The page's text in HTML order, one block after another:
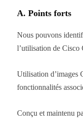
A. Points forts
Nous pouvons
l’utilisation de Cisco
Utilisation d’images
fonctionnalités
Conçu et maintenu